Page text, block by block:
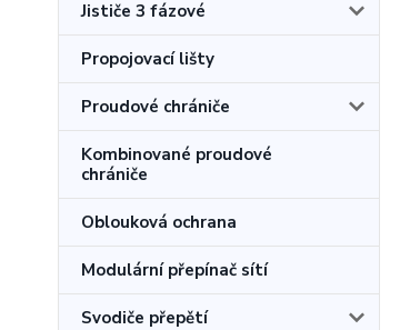
Jističe 3 fázové
Propojovací lišty
Proudové chrániče
Kombinované proudové
chrániče
Oblouková ochrana
Modulární přepínač sítí
Svodiče přepětí